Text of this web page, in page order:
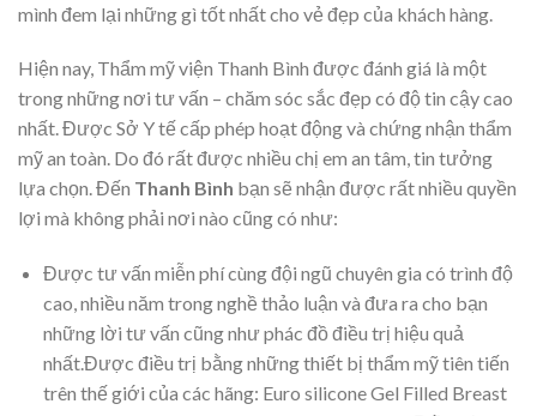
mình đem lại những gì tốt nhất cho vẻ đẹp của khách hàng.
Hiện nay, Thẩm mỹ viện Thanh Bình được đánh giá là một
trong những nơi tư vấn – chăm sóc sắc đẹp có độ tin cậy cao
nhất. Được Sở Y tế cấp phép hoạt động và chứng nhận thẩm
mỹ an toàn. Do đó rất được nhiều chị em an tâm, tin tưởng
lựa chọn. Đến Thanh Bình bạn sẽ nhận được rất nhiều quyền
lợi mà không phải nơi nào cũng có như:
Được tư vấn miễn phí cùng đội ngũ chuyên gia có trình độ
cao, nhiều năm trong nghề thảo luận và đưa ra cho bạn
những lời tư vấn cũng như phác đồ điều trị hiệu quả
nhất.Được điều trị bằng những thiết bị thẩm mỹ tiên tiến
trên thế giới của các hãng: Euro silicone Gel Filled Breast